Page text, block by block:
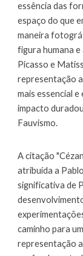
essência das
espaço do que
maneira
figura humana
Picasso e
representação
mais essencial
impacto
Fauvismo.
A citação
atribuída a
significativa de
caminho para
representação